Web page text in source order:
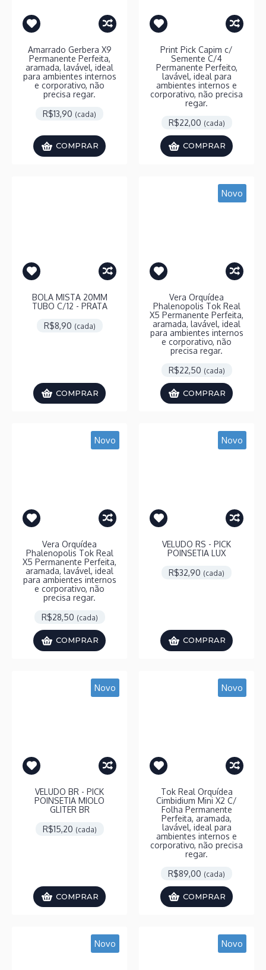
Amarrado Gerbera X9
Permanente Perfeita,
aramada, lavável, ideal
para ambientes internos
e corporativo, não
precisa regar.
R$13,90 (cada)
COMPRAR
Print Pick Capim c/
Semente C/4
Permanente Perfeito,
lavável, ideal para
ambientes internos e
corporativo, não precisa
regar.
R$22,00 (cada)
COMPRAR
BOLA MISTA 20MM
TUBO C/12 - PRATA
R$8,90 (cada)
COMPRAR
Novo
Vera Orquídea
Phalenopolis Tok Real
X5 Permanente Perfeita,
aramada, lavável, ideal
para ambientes internos
e corporativo, não
precisa regar.
R$22,50 (cada)
COMPRAR
Novo
Vera Orquídea
Phalenopolis Tok Real
X5 Permanente Perfeita,
aramada, lavável, ideal
para ambientes internos
e corporativo, não
precisa regar.
R$28,50 (cada)
COMPRAR
Novo
VELUDO RS - PICK
POINSETIA LUX
R$32,90 (cada)
COMPRAR
Novo
VELUDO BR - PICK
POINSETIA MIOLO
GLITER BR
R$15,20 (cada)
COMPRAR
Novo
Tok Real Orquídea
Cimbidium Mini X2 C/
Folha Permanente
Perfeita, aramada,
lavável, ideal para
ambientes internos e
corporativo, não precisa
regar.
R$89,00 (cada)
COMPRAR
Novo Novo